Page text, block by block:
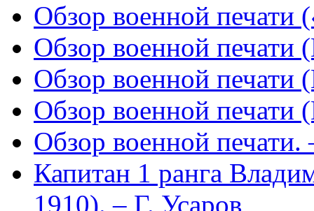
Обзор военной
Обзор военной печати
Обзор военной печати
Обзор военной печати
Обзор военной
Капитан 1 ранга
1910). – Г. Усаров